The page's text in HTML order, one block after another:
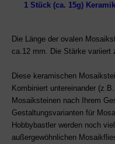
1 Stück (ca. 15g)
Die Länge der ovalen
ca.12 mm. Die Stärke variiert
Diese keramischen
Kombiniert untereinander
Mosaiksteinen nach Ihrem
Gestaltungsvarianten für
Hobbybastler werden noch
außergewöhnlichen